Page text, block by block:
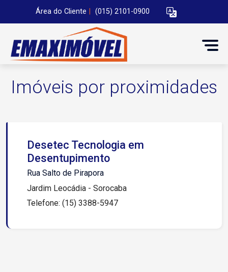
Área do Cliente (015) 2101-0900
Imóveis por proximidades
Desetec Tecnologia em
Desentupimento
Rua Salto de Pirapora
Jardim Leocádia - Sorocaba
Telefone: (15) 3388-5947